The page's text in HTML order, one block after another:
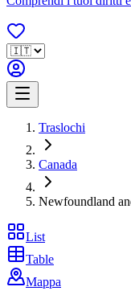
Traslochi
Canada
Newfoundland
List
Table
Mappa